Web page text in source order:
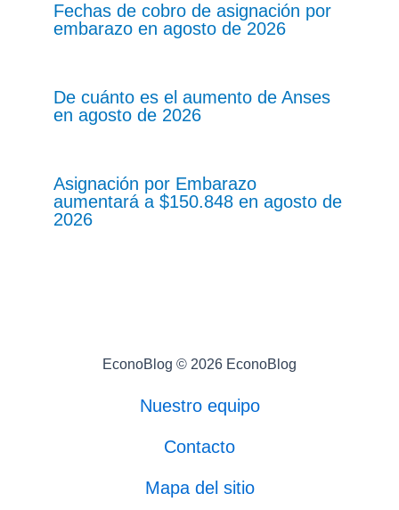
Fechas de cobro de asignación por
embarazo en agosto de 2026
De cuánto es el aumento de Anses
en agosto de 2026
Asignación por Embarazo
aumentará a $150.848 en agosto de
2026
EconoBlog © 2026 EconoBlog
Nuestro equipo
Contacto
Mapa del sitio